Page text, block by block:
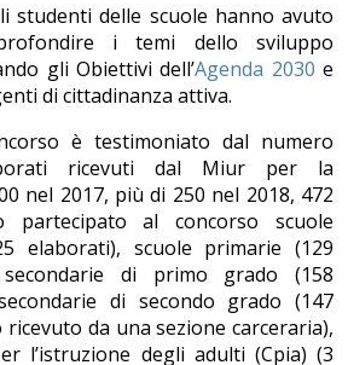
studenti delle scuole hanno avuto
i temi dello sviluppo
gli Obiettivi dell’Agenda 2030 e
di cittadinanza attiva.
è testimoniato dal numero
ricevuti dal Miur per la
nel 2017, più di 250 nel 2018, 472
partecipato al concorso scuole
elaborati), scuole primarie (129
di primo grado (158
di secondo grado (147
da una sezione carceraria),
l’istruzione degli adulti (Cpia) (3